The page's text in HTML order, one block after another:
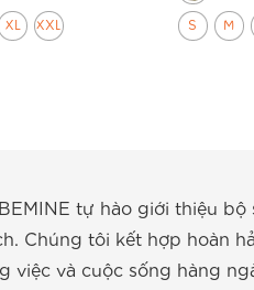
XL XXL S M
tự hào giới thiệu bộ
Chúng tôi kết hợp hoàn
việc và cuộc sống hàng